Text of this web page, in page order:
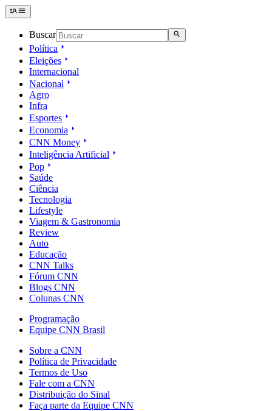
Buscar
Política
Eleições
Internacional
Nacional
Agro
Infra
Esportes
Economia
CNN Money
Inteligência Artificial
Pop
Saúde
Ciência
Tecnologia
Lifestyle
Viagem & Gastronomia
Review
Auto
Educação
CNN Talks
Fórum CNN
Blogs CNN
Colunas CNN
Programação
Equipe CNN Brasil
Sobre a CNN
Política de Privacidade
Termos de Uso
Fale com a CNN
Distribuição do Sinal
Faça parte da Equipe CNN